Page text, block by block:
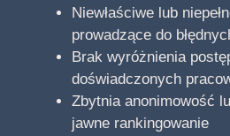
Niewłaściwe lub
prowadzące do
Brak wyróżnienia
doświadczonych
Zbytnia anonimowość
jawne rankingowanie